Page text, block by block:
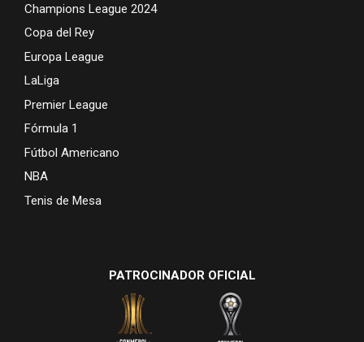
Champions League 2024
Copa del Rey
Europa League
LaLiga
Premier League
Fórmula 1
Fútbol Americano
NBA
Tenis de Mesa
PATROCINADOR OFICIAL